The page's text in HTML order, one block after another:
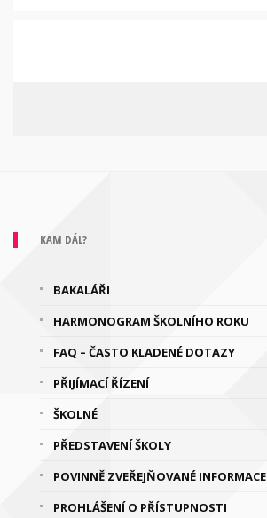
KAM DÁL?
BAKALÁŘI
HARMONOGRAM ŠKOLNÍHO ROKU
FAQ – ČASTO KLADENÉ DOTAZY
PŘIJÍMACÍ ŘÍZENÍ
ŠKOLNÉ
PŘEDSTAVENÍ ŠKOLY
POVINNĚ ZVEŘEJŇOVANÉ INFORMACE
PROHLÁŠENÍ O PŘÍSTUPNOSTI